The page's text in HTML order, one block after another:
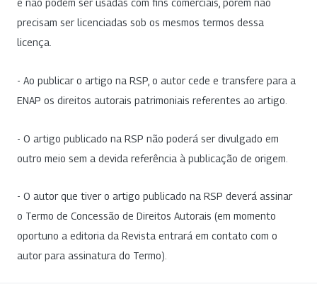
e não podem ser usadas com fins comerciais, porém não
precisam ser licenciadas sob os mesmos termos dessa
licença.
- Ao publicar o artigo na RSP, o autor cede e transfere para a
ENAP os direitos autorais patrimoniais referentes ao artigo.
- O artigo publicado na RSP não poderá ser divulgado em
outro meio sem a devida referência à publicação de origem.
- O autor que tiver o artigo publicado na RSP deverá assinar
o Termo de Concessão de Direitos Autorais (em momento
oportuno a editoria da Revista entrará em contato com o
autor para assinatura do Termo).